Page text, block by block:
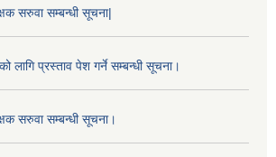
सरुवा सम्बन्धी सूचना|
लागि प्रस्ताव पेश गर्ने सम्बन्धी सूचना।
सरुवा सम्बन्धी सूचना।